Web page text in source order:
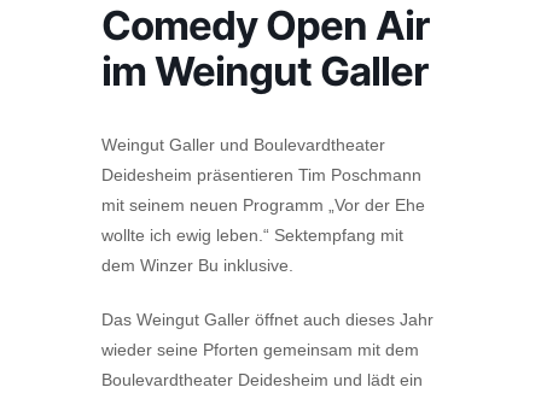
Comedy Open Air
im Weingut Galler
Weingut Galler und Boulevardtheater
Deidesheim präsentieren Tim Poschmann
mit seinem neuen Programm „Vor der Ehe
wollte ich ewig leben.“ Sektempfang mit
dem Winzer Bu inklusive.
Das Weingut Galler öffnet auch dieses Jahr
wieder seine Pforten gemeinsam mit dem
Boulevardtheater Deidesheim und lädt ein